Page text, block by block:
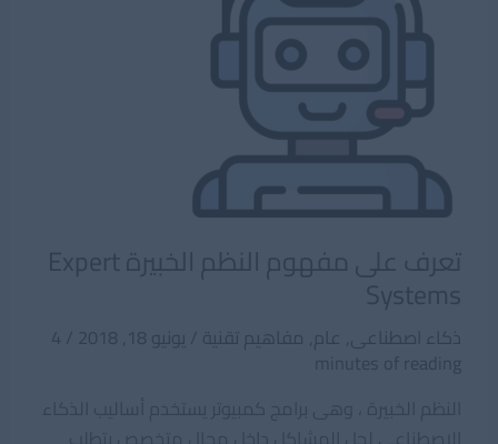
تعرف على مفهوم النظم الخبيرة Expert
Systems
ذكاء اصطناعى, عام, مفاهيم تقنية / يونيو 18, 2018 /
4
minutes of reading